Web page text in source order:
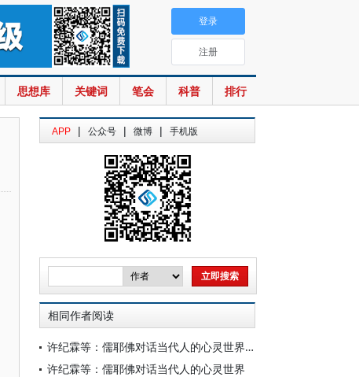
思想库 关键词 笔会 科普 排行
登录
注册
APP | 公众号 | 微博 | 手机版
相同作者阅读
许纪霖等：儒耶佛对话当代人的心灵世界（下）
许纪霖等：儒耶佛对话当代人的心灵世界